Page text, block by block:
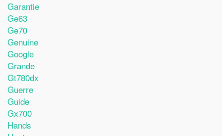
Garantie
Ge63
Ge70
Genuine
Google
Grande
Gt780dx
Guerre
Guide
Gx700
Hands